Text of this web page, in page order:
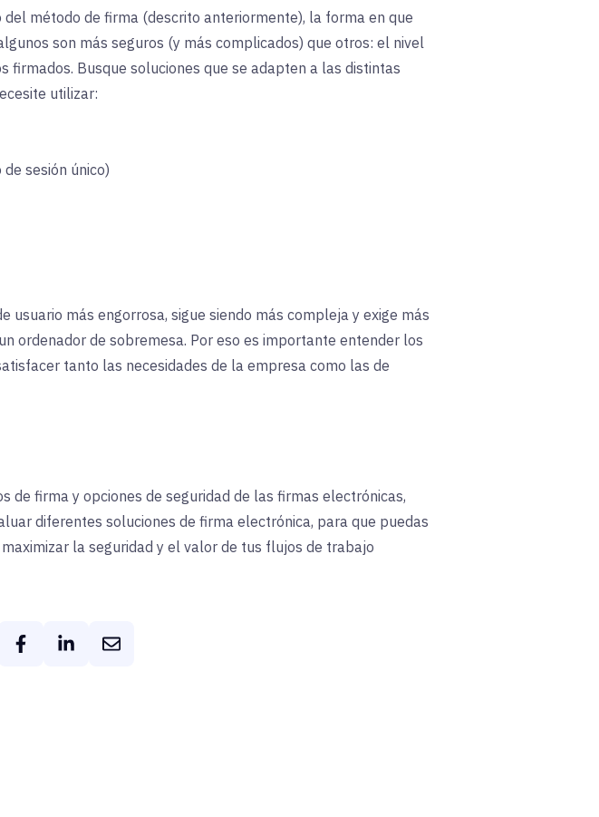
método de firma (descrito anteriormente), la forma en que
son más seguros (y más complicados) que otros: el nivel
Busque soluciones que se adapten a las distintas
utilizar:
sesión único)
más engorrosa, sigue siendo más compleja y exige más
ordenador de sobremesa. Por eso es importante entender los
tanto las necesidades de la empresa como las de
firma y opciones de seguridad de las firmas electrónicas,
diferentes soluciones de firma electrónica, para que puedas
la seguridad y el valor de tus flujos de trabajo